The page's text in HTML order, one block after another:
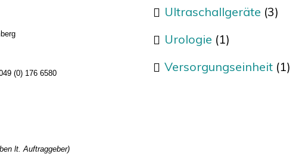
(0) 176 6580
lt. Auftraggeber)
Ultraschallgeräte (3)
Urologie (1)
Versorgungseinheit (1)